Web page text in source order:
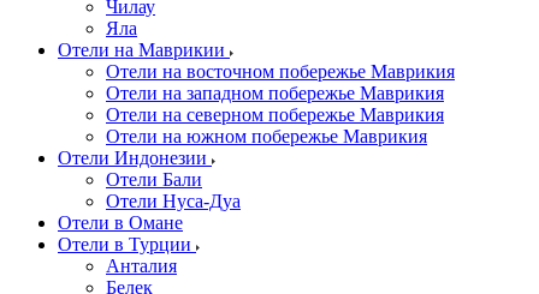
Чилау
Яла
Отели на Маврикии
Отели на восточном побережье Маврикия
Отели на западном побережье Маврикия
Отели на северном побережье Маврикия
Отели на южном побережье Маврикия
Отели Индонезии
Отели Бали
Отели Нуса-Дуа
Отели в Омане
Отели в Турции
Анталия
Белек